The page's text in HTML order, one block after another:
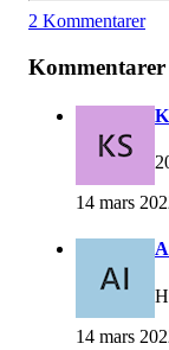
2 Kommentarer
Kommentarer
14 mars
14 mars